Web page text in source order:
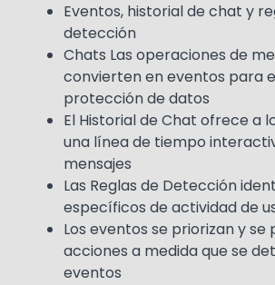
Eventos, historial de chat y
detección
Chats Las operaciones de
convierten en eventos para
protección de datos
El Historial de Chat ofrece a
una línea de tiempo
mensajes
Las Reglas de Detección
específicos de actividad de
Los eventos se priorizan y
acciones a medida que se
eventos